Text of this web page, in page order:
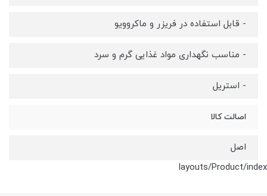
- قابل استفاده در فریزر و ماکروویو
- مناسب نگهداری مواد غذایی گرم و سرد
- استریل
اصالت کالا
اصل
layouts/Product/index